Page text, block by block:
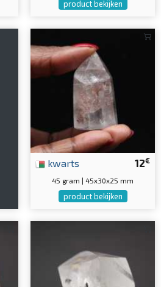
product bekijken
12€
kwarts
45 gram | 45x30x25 mm
product bekijken